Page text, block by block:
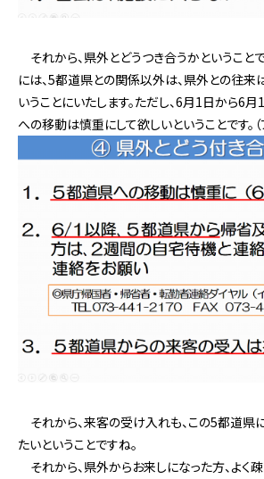
それから、県外とどうつき合うかということ
には、5都道県との関係以外は、県外との往来
いうことにいたします。ただし、6月1日から6
への移動は慎重にして欲しいということです。（
それから、来客の受け入れも、この5都道県
たいということですね。
それから、県外からお来しになった方、よく